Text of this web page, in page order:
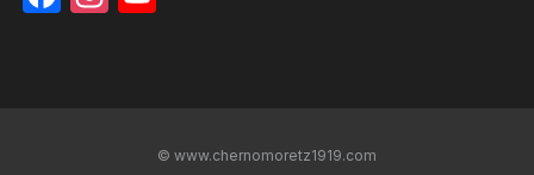
© www.chernomoretz1919.com